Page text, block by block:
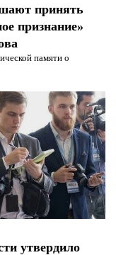
принять
признание»
памяти о
утвердило
и
и